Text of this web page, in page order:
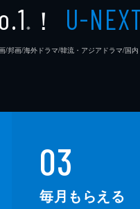
※ ！ U-
画/海外ドラマ/韓流・アジアドラマ/国内
03
毎月もらえる